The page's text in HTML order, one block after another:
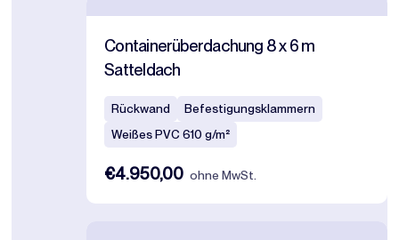
Containerüberdachung 8 x 6 m
Satteldach
Rückwand
Befestigungsklammern
Weißes PVC 610 g/m²
€4.950,00 ohne MwSt.